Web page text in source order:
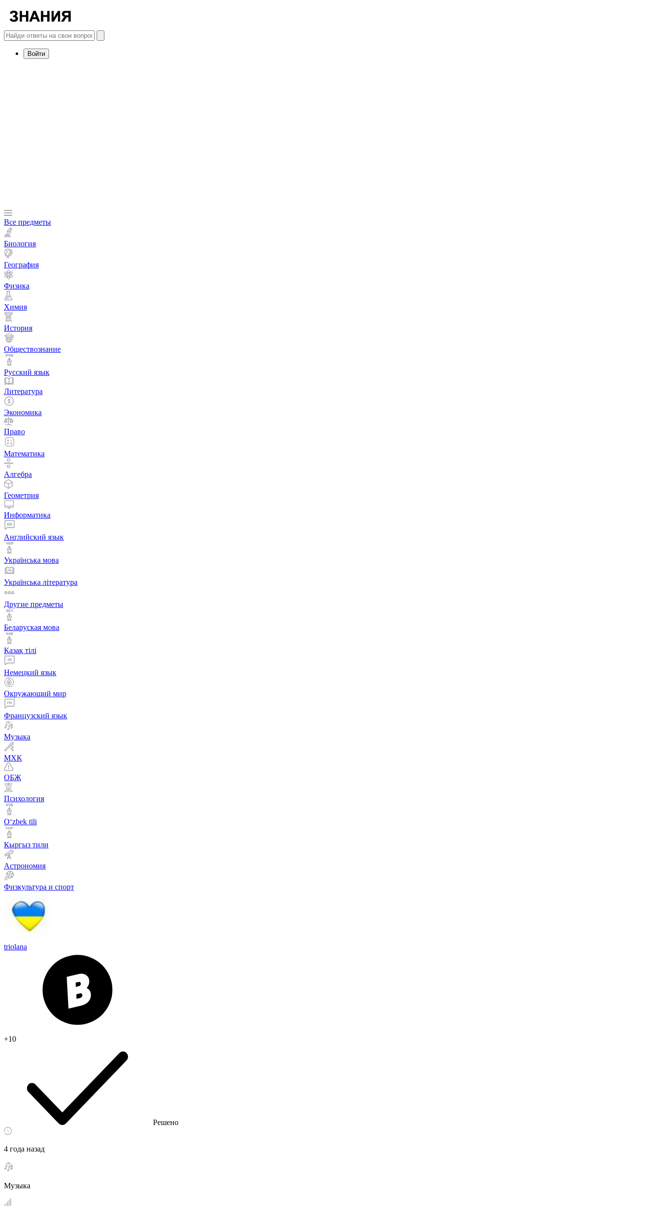
Войти
Все предметы
Биология
География
Физика
Химия
История
Обществознание
Русский язык
Литература
Экономика
Право
Математика
Алгебра
Геометрия
Информатика
Английский язык
Українська мова
Українська література
Другие предметы
Беларуская мова
Қазақ тiлi
Немецкий язык
Окружающий мир
Французский язык
Музыка
МХК
ОБЖ
Психология
Оʻzbek tili
Кыргыз тили
Астрономия
Физкультура и спорт
triolana
+10
Решено
4 года назад
Музыка